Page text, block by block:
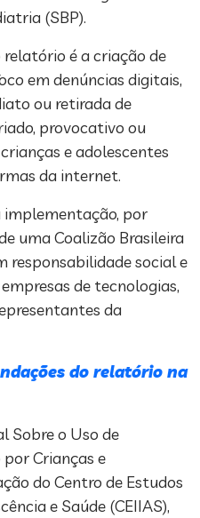
(SBP).
é a criação de
em denúncias digitais,
ou retirada de
provocativo ou
e adolescentes
da internet.
implementação, por
uma Coalizão Brasileira
responsabilidade social e
de tecnologias,
da
do relatório na
Sobre o Uso de
Crianças e
do Centro de Estudos
e Saúde (CEIIAS),